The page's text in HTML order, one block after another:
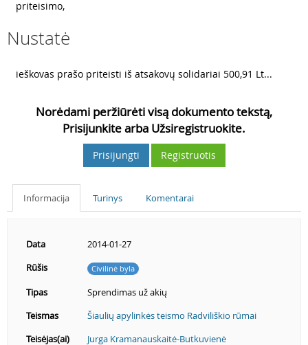
priteisimo,
Nustatė
ieškovas prašo priteisti iš atsakovų solidariai 500,91 Lt...
Norėdami peržiūrėti visą dokumento tekstą,
Prisijunkite arba Užsiregistruokite.
Prisijungti Registruotis
Informacija Turinys Komentarai
Data
2014-01-27
Rūšis
Civilinė byla
Tipas
Sprendimas už akių
Teismas
Šiaulių apylinkės teismo Radviliškio rūmai
Teisėjas(ai)
Jurga Kramanauskaitė-Butkuvienė